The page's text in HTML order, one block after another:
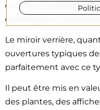
croisillons métalliques
esthétique et structurer
Le miroir verrière,
ouvertures typiques
parfaitement avec ce
Il peut être mis en
des plantes, des